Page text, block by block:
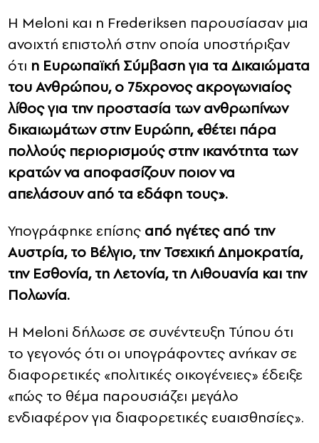
Η Meloni και η Frederiksen παρουσίασαν μια
ανοιχτή επιστολή στην οποία υποστήριξαν
ότι η Ευρωπαϊκή Σύμβαση για τα Δικαιώματα
του Ανθρώπου, ο 75χρονος ακρογωνιαίος
λίθος για την προστασία των ανθρωπίνων
δικαιωμάτων στην Ευρώπη, «θέτει πάρα
πολλούς περιορισμούς στην ικανότητα των
κρατών να αποφασίζουν ποιον να
απελάσουν από τα εδάφη τους».
Υπογράφηκε επίσης από ηγέτες από την
Αυστρία, το Βέλγιο, την Τσεχική Δημοκρατία,
την Εσθονία, τη Λετονία, τη Λιθουανία και την
Πολωνία.
Η Meloni δήλωσε σε συνέντευξη Τύπου ότι
το γεγονός ότι οι υπογράφοντες ανήκαν σε
διαφορετικές «πολιτικές οικογένειες» έδειξε
«πώς το θέμα παρουσιάζει μεγάλο
ενδιαφέρον για διαφορετικές ευαισθησίες».